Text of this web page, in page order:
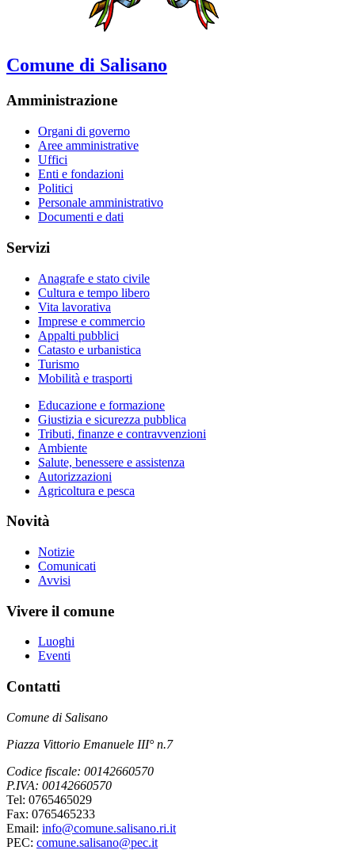
Comune di Salisano
Amministrazione
Organi di governo
Aree amministrative
Uffici
Enti e fondazioni
Politici
Personale amministrativo
Documenti e dati
Servizi
Anagrafe e stato civile
Cultura e tempo libero
Vita lavorativa
Imprese e commercio
Appalti pubblici
Catasto e urbanistica
Turismo
Mobilità e trasporti
Educazione e formazione
Giustizia e sicurezza pubblica
Tributi, finanze e contravvenzioni
Ambiente
Salute, benessere e assistenza
Autorizzazioni
Agricoltura e pesca
Novità
Notizie
Comunicati
Avvisi
Vivere il comune
Luoghi
Eventi
Contatti
Comune di Salisano
Piazza Vittorio Emanuele III° n.7
Codice fiscale: 00142660570
P.IVA: 00142660570
Tel: 0765465029
Fax: 0765465233
Email: info@comune.salisano.ri.it
PEC: comune.salisano@pec.it